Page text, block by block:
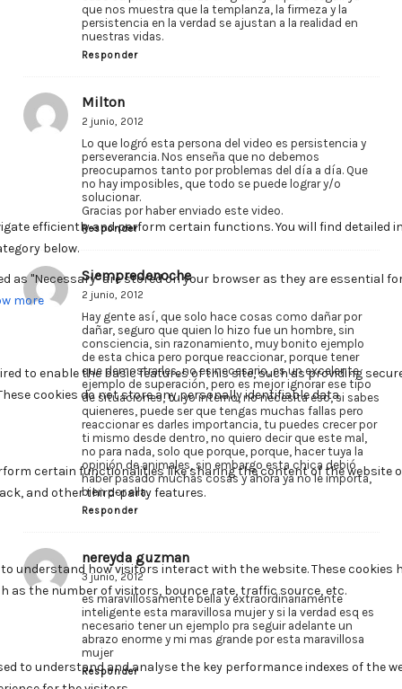
que nos muestra que la templanza, la firmeza y la
persistencia en la verdad se ajustan a la realidad en
nuestras vidas.
Responder
Milton
2 junio, 2012
Lo que logró esta persona del video es persistencia y
perseverancia. Nos enseña que no debemos
preocuparnos tanto por problemas del día a día. Que
no hay imposibles, que todo se puede lograr y/o
solucionar.
Gracias por haber enviado este video.
Responder
Siempredenoche
2 junio, 2012
Hay gente así, que solo hace cosas como dañar por
dañar, seguro que quien lo hizo fue un hombre, sin
consciencia, sin razonamiento, muy bonito ejemplo
de esta chica pero porque reaccionar, porque tener
que demostrarles, no es necesario, es un excelente
ejemplo de superación, pero es mejor ignorar ese tipo
de situaciones, tu yo interno, no necesita eso, si sabes
quieneres, puede ser que tengas muchas fallas pero
reaccionar es darles importancia, tu puedes crecer por
ti mismo desde dentro, no quiero decir que este mal,
no para nada, solo que porque, porque, hacer tuya la
opinión de animales, sin embargo esta chica debió
haber pasado muchas cosas y ahora ya no le importa,
bien por ella.
Responder
nereyda guzman
3 junio, 2012
es maravillosamente bella y extraordinariamente
inteligente esta maravillosa mujer y si la verdad esq es
necesario tener un ejemplo pra seguir adelante un
abrazo enorme y mi mas grande por esta maravillosa
mujer
Responder